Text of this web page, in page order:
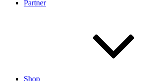
Partner
Shop